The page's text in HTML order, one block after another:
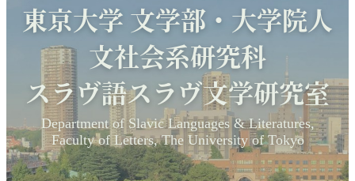
東京大学 文学部・大学院人
文社会系研究科
スラヴ語スラヴ文学研究室
Department of Slavic Languages & Literatures,
Faculty of Letters, The University of Tokyo